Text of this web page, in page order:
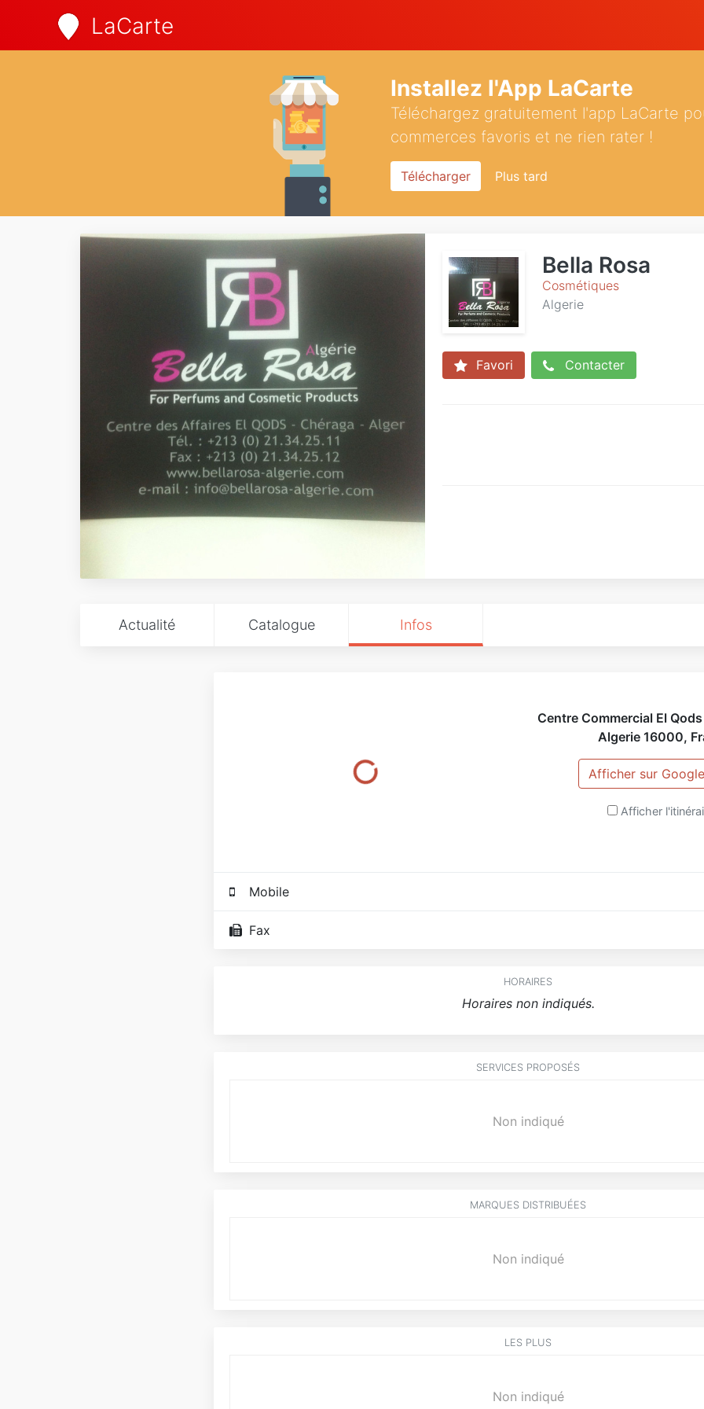
LaCarte
Installez l'App LaCarte
Téléchargez gratuitement l'app LaCarte
commerces favoris et ne rien rater !
Télécharger Plus tard
Bella Rosa
Cosmétiques
Algerie
Favori Contacter
Actualité Catalogue Infos
Centre Commercial El
Algerie 16000,
Afficher sur
Afficher
Mobile
Fax
HORAIRES
Horaires non indiqués.
SERVICES PROPOSÉS
Non indiqué
MARQUES DISTRIBUÉES
Non indiqué
LES PLUS
Non indiqué